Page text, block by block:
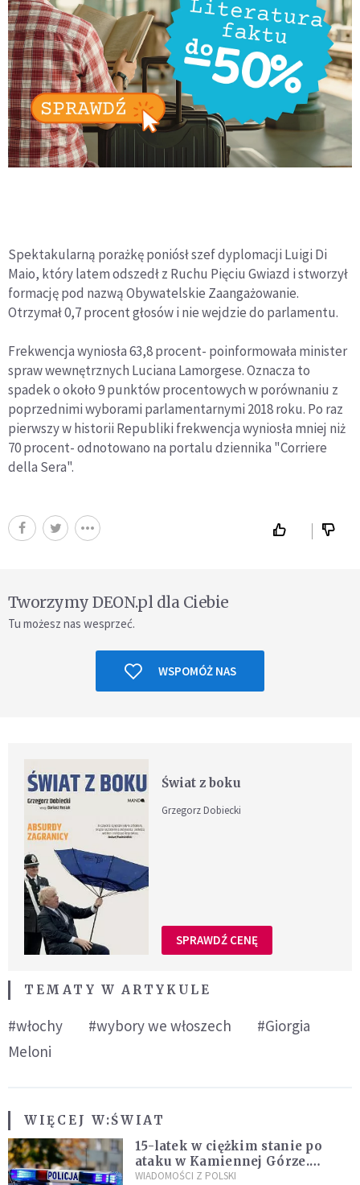
Spektakularną porażkę poniósł szef dyplomacji Luigi Di
Maio, który latem odszedł z Ruchu Pięciu Gwiazd i stworzył
formację pod nazwą Obywatelskie Zaangażowanie.
Otrzymał 0,7 procent głosów i nie wejdzie do parlamentu.
Frekwencja wyniosła 63,8 procent- poinformowała minister
spraw wewnętrznych Luciana Lamorgese. Oznacza to
spadek o około 9 punktów procentowych w porównaniu z
poprzednimi wyborami parlamentarnymi 2018 roku. Po raz
pierwszy w historii Republiki frekwencja wyniosła mniej niż
70 procent- odnotowano na portalu dziennika "Corriere
della Sera".
Tworzymy DEON.pl dla Ciebie
Tu możesz nas wesprzeć.
WSPOMÓŻ NAS
Świat z boku
Grzegorz Dobiecki
SPRAWDŹ CENĘ
TEMATY W ARTYKULE
#włochy #wybory we włoszech
#Giorgia
Meloni
WIĘCEJ W:ŚWIAT
15-latek w ciężkim stanie po
ataku w Kamiennej Górze.
Policja zatrzymała dwóch
WIADOMOŚCI Z POLSKI